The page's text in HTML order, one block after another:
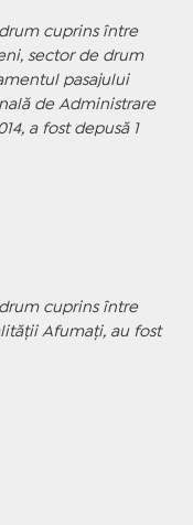
cuprins între
sector de drum
pasajului
de Administrare
a fost depusă 1
cuprins între
Afumați, au fost